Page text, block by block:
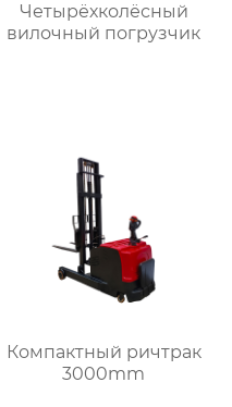
Четырёхколёсный
вилочный погрузчик
Компактный ричтрак
3000mm